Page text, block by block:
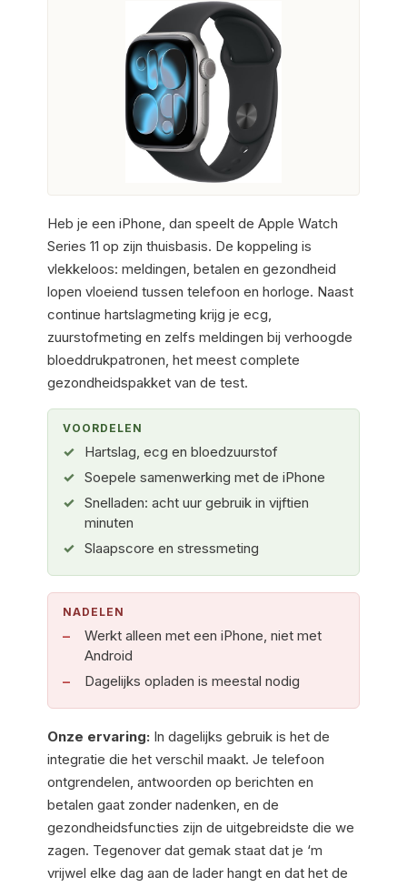
Heb je een iPhone, dan speelt de Apple Watch
Series 11 op zijn thuisbasis. De koppeling is
vlekkeloos: meldingen, betalen en gezondheid
lopen vloeiend tussen telefoon en horloge. Naast
continue hartslagmeting krijg je ecg,
zuurstofmeting en zelfs meldingen bij verhoogde
bloeddrukpatronen, het meest complete
gezondheidspakket van de test.
VOORDELEN
Hartslag, ecg en bloedzuurstof
Soepele samenwerking met de iPhone
Snelladen: acht uur gebruik in vijftien
minuten
Slaapscore en stressmeting
NADELEN
Werkt alleen met een iPhone, niet met
Android
Dagelijks opladen is meestal nodig
Onze ervaring: In dagelijks gebruik is het de
integratie die het verschil maakt. Je telefoon
ontgrendelen, antwoorden op berichten en
betalen gaat zonder nadenken, en de
gezondheidsfuncties zijn de uitgebreidste die we
zagen. Tegenover dat gemak staat dat je ‘m
vrijwel elke dag aan de lader hangt en dat het de